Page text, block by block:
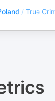
/ True